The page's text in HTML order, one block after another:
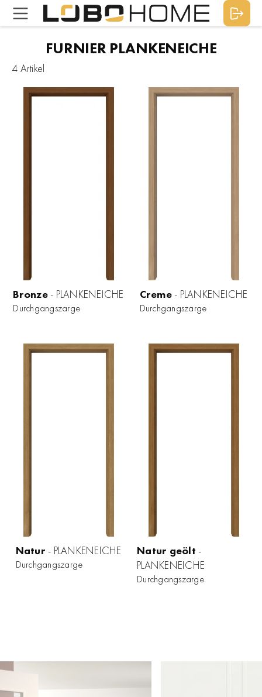
FURNIER PLANKENEICHE
4 Artikel
Bronze - PLANKENEICHE
Durchgangszarge
Creme - PLANKENEICHE
Durchgangszarge
Natur - PLANKENEICHE
Durchgangszarge
Natur geölt -
PLANKENEICHE
Durchgangszarge